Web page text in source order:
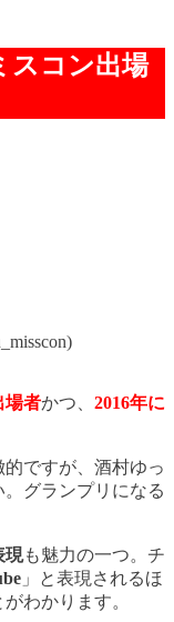
スコン出場
場者かつ、 2016年に
ですが、酒村ゆっ
グランプリになる
現も魅力の一つ。チ
」と表現されるほ
わかります。